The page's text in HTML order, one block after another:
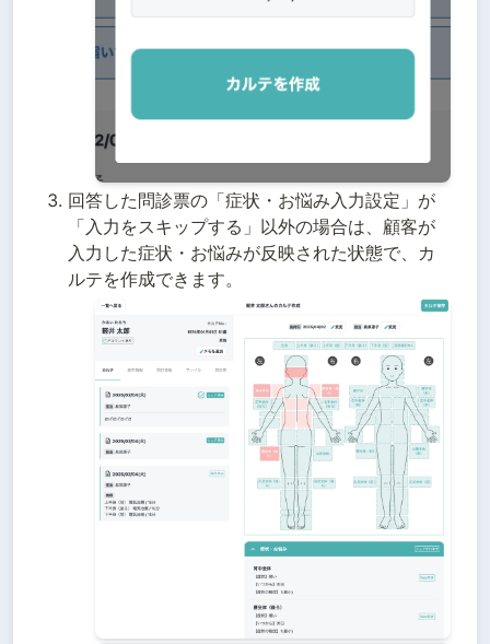
回答した問診票の「症状・お悩み入力設定」が
「入力をスキップする」以外の場合は、顧客が
入力した症状・お悩みが反映された状態で、カ
ルテを作成できます。